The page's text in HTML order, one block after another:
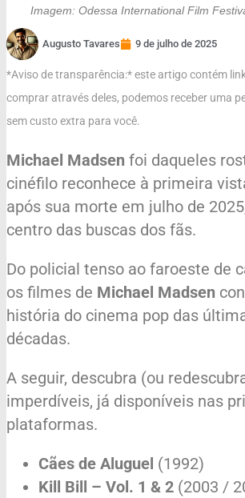
Imagem: Odessa International Film
Augusto Tavares 9 de julho de 2025
*Aviso de transparência:* este artigo contém
comprar através deles, podemos receber uma
sem custo extra para você.
Michael Madsen foi daqueles
cinéfilo reconhece à primeira
após sua morte em julho de
centro das buscas dos fãs.
Do policial tenso ao faroeste de
os filmes de Michael Madsen
história do cinema pop das
décadas.
A seguir, descubra (ou
imperdíveis, já disponíveis nas
plataformas.
Cães de Aluguel (1992)
Kill Bill – Vol. 1 & 2 (2003 /